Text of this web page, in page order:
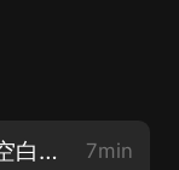
【第1卷：環太平洋】第001章 空白卡牌【搜索：男人禁地】 7min